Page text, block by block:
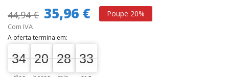
44,94 € 35,96 € Poupe 20%
Com IVA
A oferta termina em:
34
34
00 20
20
00 28
28
00 33
32
33